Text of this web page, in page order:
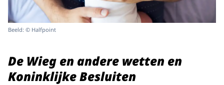
Beeld: © Halfpoint
De Wieg en andere wetten en
Koninklijke Besluiten